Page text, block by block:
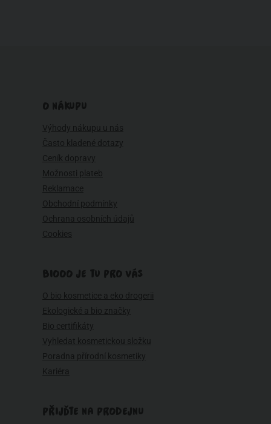
O NÁKUPU
Výhody nákupu u nás
Často kladené dotazy
Ceník dopravy
Možnosti plateb
Reklamace
Obchodní podmínky
Ochrana osobních údajů
Cookies
BIOOO JE TU PRO VÁS
O bio kosmetice a eko drogerii
Ekologické a bio značky
Bio certifikáty
Vyhledat kosmetickou složku
Poradna přírodní kosmetiky
Kariéra
PŘIJĎTE NA PRODEJNU